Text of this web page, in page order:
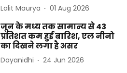
Lalit Maurya 01 Aug 2026
जून के मध्य तक सामान्य से 43
प्रतिशत कम हुई बारिश, एल नीनो
का दिखने लगा है असर
Dayanidhi 24 Jun 2026